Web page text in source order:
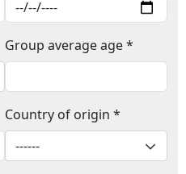
Group average age *
Country of origin *